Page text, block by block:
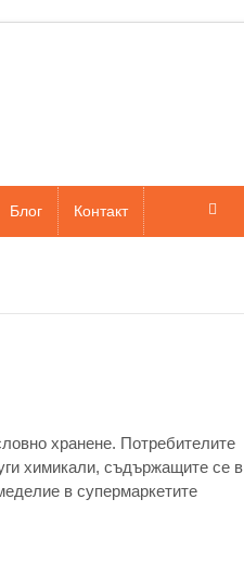
Блог Контакт
хранене. Потребителите
химикали, съдържащите се в
в супермаркетите